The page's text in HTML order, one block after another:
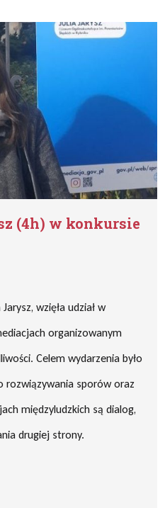
(4h) w konkursie
wzięła udział w
organizowanym
Celem wydarzenia było
rozwiązywania sporów oraz
międzyludzkich są dialog,
drugiej strony.